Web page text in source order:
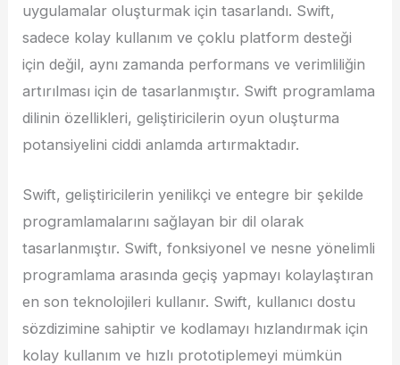
uygulamalar oluşturmak için tasarlandı. Swift,
sadece kolay kullanım ve çoklu platform desteği
için değil, aynı zamanda performans ve verimliliğin
artırılması için de tasarlanmıştır. Swift programlama
dilinin özellikleri, geliştiricilerin oyun oluşturma
potansiyelini ciddi anlamda artırmaktadır.
Swift, geliştiricilerin yenilikçi ve entegre bir şekilde
programlamalarını sağlayan bir dil olarak
tasarlanmıştır. Swift, fonksiyonel ve nesne yönelimli
programlama arasında geçiş yapmayı kolaylaştıran
en son teknolojileri kullanır. Swift, kullanıcı dostu
sözdizimine sahiptir ve kodlamayı hızlandırmak için
kolay kullanım ve hızlı prototiplemeyi mümkün